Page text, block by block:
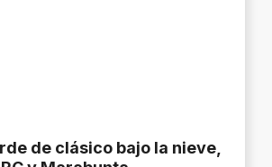
de clásico bajo la nieve,